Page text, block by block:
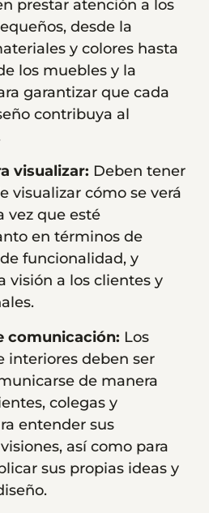
prestar atención a los
desde la
y colores hasta
los muebles y la
garantizar que cada
contribuya al
visualizar: Deben tener
visualizar cómo se verá
vez que esté
en términos de
funcionalidad, y
visión a los clientes y
comunicación: Los
interiores deben ser
de manera
colegas y
entender sus
así como para
sus propias ideas y